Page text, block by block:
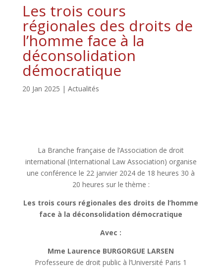
Les trois cours
régionales des droits de
l’homme face à la
déconsolidation
démocratique
20 Jan 2025 | Actualités
La Branche française de l’Association de droit
international (International Law Association) organise
une conférence le 22 janvier 2024 de 18 heures 30 à
20 heures sur le thème :
Les trois cours régionales des droits de l’homme
face à la déconsolidation démocratique
Avec :
Mme Laurence BURGORGUE LARSEN
Professeure de droit public à l’Université Paris 1